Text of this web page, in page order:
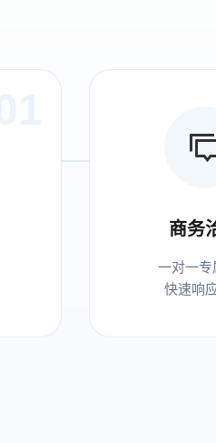
商务
一对一专
快速响